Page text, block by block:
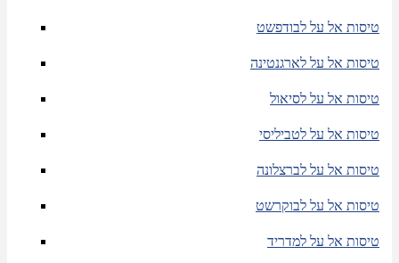
טיסות אל על לבודפשט
טיסות אל על לארגנטינה
טיסות אל על לסיאול
טיסות אל על לטביליסי
טיסות אל על לברצלונה
טיסות אל על לבוקרשט
טיסות אל על למדריד